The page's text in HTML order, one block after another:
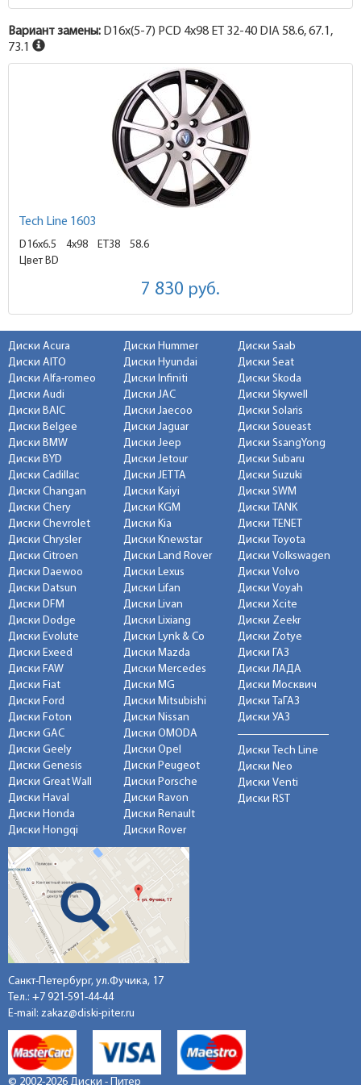
Вариант замены: D16x(5-7) PCD 4x98 ET 32-40 DIA 58.6, 67.1,
73.1
Tech Line 1603
D16x6.5 4x98 ET38
58.6
Цвет BD
7 830 руб.
Диски Acura
Диски AITO
Диски Alfa-romeo
Диски Audi
Диски BAIC
Диски Belgee
Диски BMW
Диски BYD
Диски Cadillac
Диски Changan
Диски Chery
Диски Chevrolet
Диски Chrysler
Диски Citroen
Диски Daewoo
Диски Datsun
Диски DFM
Диски Dodge
Диски Evolute
Диски Exeed
Диски FAW
Диски Fiat
Диски Ford
Диски Foton
Диски GAC
Диски Geely
Диски Genesis
Диски Great Wall
Диски Haval
Диски Honda
Диски Hongqi
Диски Hummer
Диски Hyundai
Диски Infiniti
Диски JAC
Диски Jaecoo
Диски Jaguar
Диски Jeep
Диски Jetour
Диски JETTA
Диски Kaiyi
Диски KGM
Диски Kia
Диски Knewstar
Диски Land Rover
Диски Lexus
Диски Lifan
Диски Livan
Диски Lixiang
Диски Lynk & Co
Диски Mazda
Диски Mercedes
Диски MG
Диски Mitsubishi
Диски Nissan
Диски OMODA
Диски Opel
Диски Peugeot
Диски Porsche
Диски Ravon
Диски Renault
Диски Rover
Диски Saab
Диски Seat
Диски Skoda
Диски Skywell
Диски Solaris
Диски Soueast
Диски SsangYong
Диски Subaru
Диски Suzuki
Диски SWM
Диски TANK
Диски TENET
Диски Toyota
Диски Volkswagen
Диски Volvo
Диски Voyah
Диски Xcite
Диски Zeekr
Диски Zotye
Диски ГАЗ
Диски ЛАДА
Диски Москвич
Диски ТаГАЗ
Диски УАЗ
Диски Tech Line
Диски Neo
Диски Venti
Диски RST
Санкт-Петербург, ул.Фучика, 17
Тел.: +7 921-591-44-44
E-mail: zakaz@diski-piter.ru
© 2002-2026 Диски - Питер